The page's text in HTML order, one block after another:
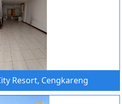
Resort, Cengkareng